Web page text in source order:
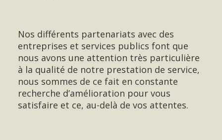
Nos différents partenariats avec des
entreprises et services publics font que
nous avons une attention très particulière
à la qualité de notre prestation de service,
nous sommes de ce fait en constante
recherche d’amélioration pour vous
satisfaire et ce, au-delà de vos attentes.